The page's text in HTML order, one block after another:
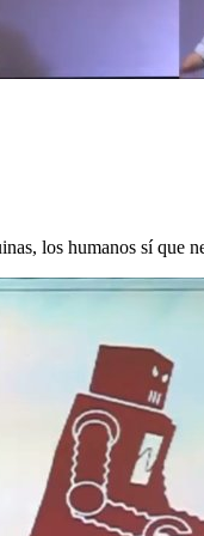
los humanos sí que